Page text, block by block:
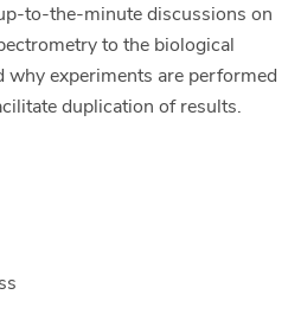
to-the-minute discussions on
to the biological
why experiments are performed
duplication of results.